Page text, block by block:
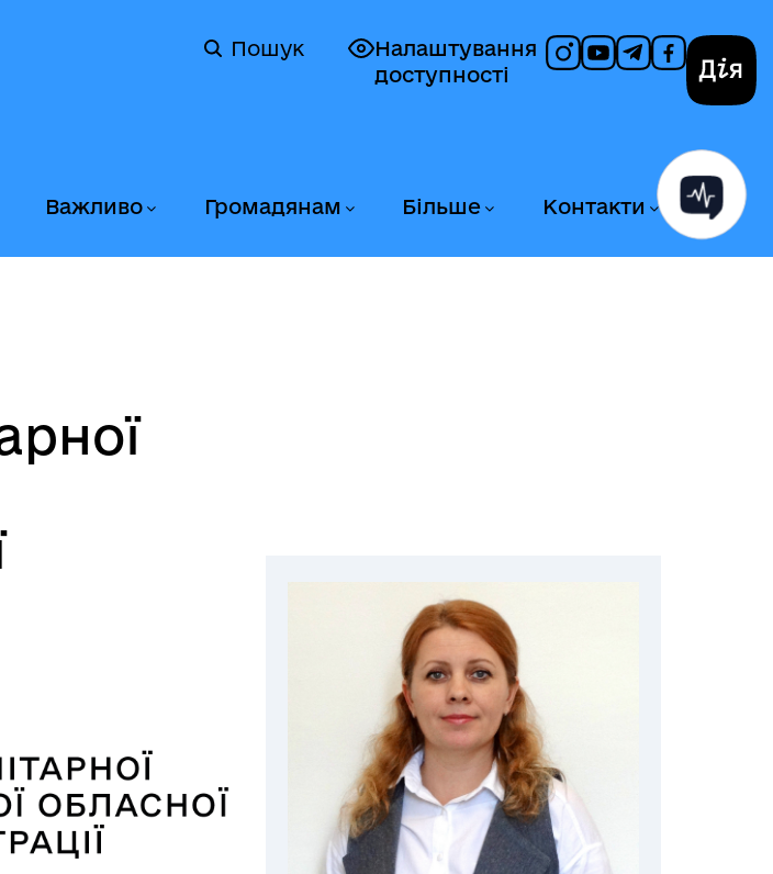
Налаштування
доступності
Пошук
Важливо Громадянам Більше Контакти